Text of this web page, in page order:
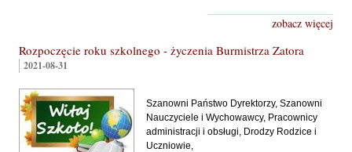
zobacz więcej
Rozpoczęcie roku szkolnego - życzenia Burmistrza Zatora
2021-08-31
Szanowni Państwo Dyrektorzy, Szanowni
Nauczyciele i Wychowawcy, Pracownicy
administracji i obsługi, Drodzy Rodzice i
Uczniowie,